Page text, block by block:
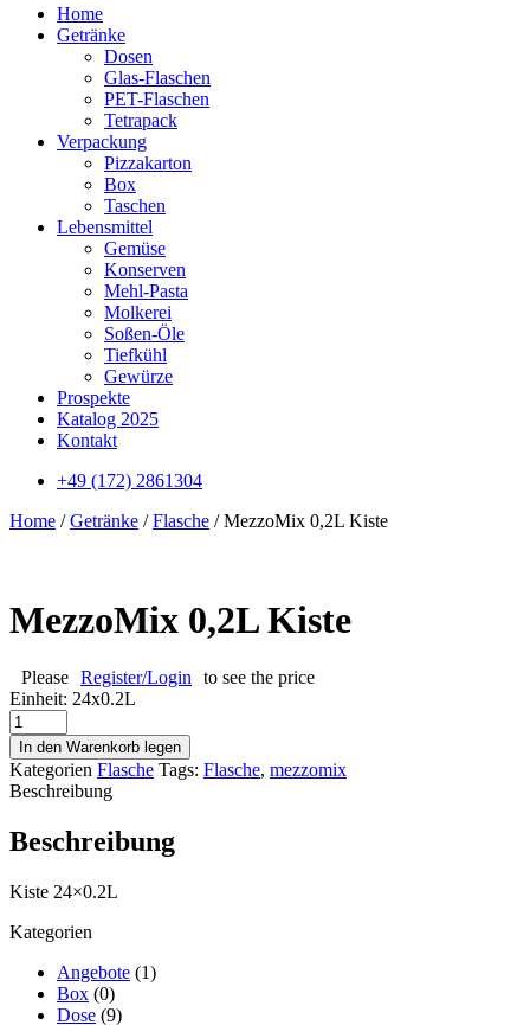
Home
Getränke
Dosen
Glas-Flaschen
PET-Flaschen
Tetrapack
Verpackung
Pizzakarton
Box
Taschen
Lebensmittel
Gemüse
Konserven
Mehl-Pasta
Molkerei
Soßen-Öle
Tiefkühl
Gewürze
Prospekte
Katalog 2025
Kontakt
+49 (172) 2861304
Home /Getränke /Flasche / MezzoMix 0,2L Kiste
MezzoMix 0,2L Kiste
Please Register/Login
to see the price
Einheit: 24x0.2L
MezzoMix
0,2L
Kiste
Menge
In den Warenkorb legen
Kategorien Flasche Tags: Flasche, mezzomix
Beschreibung
Beschreibung
Kiste 24×0.2L
Kategorien
Angebote (1)
Box (0)
Dose (9)